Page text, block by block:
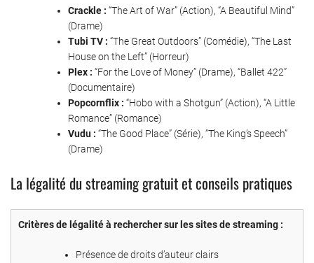
Crackle : “The Art of War” (Action), “A Beautiful Mind”
(Drame)
Tubi TV : “The Great Outdoors” (Comédie), “The Last
House on the Left” (Horreur)
Plex : “For the Love of Money” (Drame), “Ballet 422”
(Documentaire)
Popcornflix : “Hobo with a Shotgun” (Action), “A Little
Romance” (Romance)
Vudu : “The Good Place” (Série), “The King’s Speech”
(Drame)
La légalité du streaming gratuit et conseils pratiques
Critères de légalité à rechercher sur les sites de streaming :
Présence de droits d’auteur clairs